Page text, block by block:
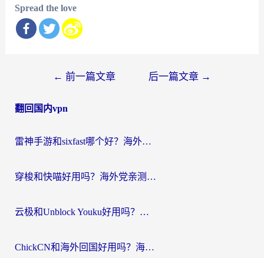
Spread the love
导
← 前一篇文章 后一篇文章 →
翻回国内vpn
雷神手游和sixfast哪个好？海外党亲测3款回国加速器，教你选对不踩坑
穿梭和快喵好用吗？海外党亲测：小众加速器对比+番茄加速器深度体验
云极和Unblock Youku好用吗？海外党亲测+2026回国加速器避坑指南
ChickCN和海外回国好用吗？海外党2026亲测：从手游到影音，选对加速器的3个关键